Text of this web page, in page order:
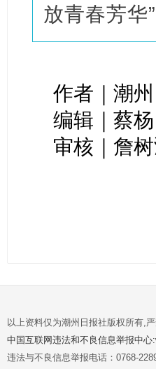
放青春芳华
作者｜潮
编辑｜蔡杨
审核｜詹
以上资料仅为潮州日报社版权所有,
中国互联网违法和不良信息举报中心
违法与不良信息举报电话：0768-